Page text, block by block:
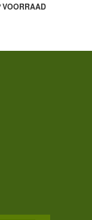
VOORRAAD